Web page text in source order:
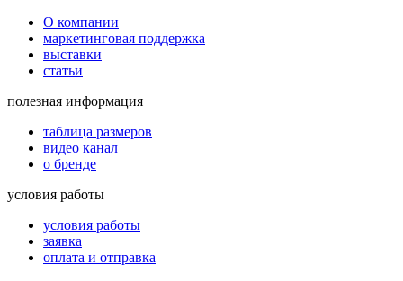
О компании
маркетинговая поддержка
выставки
статьи
полезная информация
таблица размеров
видео канал
о бренде
условия работы
условия работы
заявка
оплата и отправка